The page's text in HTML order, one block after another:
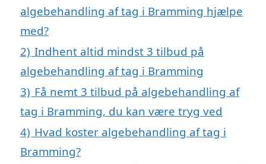
algebehandling af tag i Bramming hjælpe
med?
2) Indhent altid mindst 3 tilbud på
algebehandling af tag i Bramming
3) Få nemt 3 tilbud på algebehandling af
tag i Bramming, du kan være tryg ved
4) Hvad koster algebehandling af tag i
Bramming?